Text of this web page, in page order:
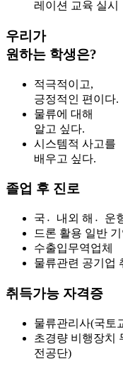
레이션 교육 실시
우리가
원하는 학생은?
적극적이고,
긍정적인 편이다.
물류에 대해
알고 싶다.
시스템적 사고를
배우고 싶다.
졸업 후 진로
국내〮외 해운〮항
드론 활용 일반
수출입무역업체
물류관련 공기업
취득가능 자격증
물류관리사(국토
초경량 비행장치
전공단)